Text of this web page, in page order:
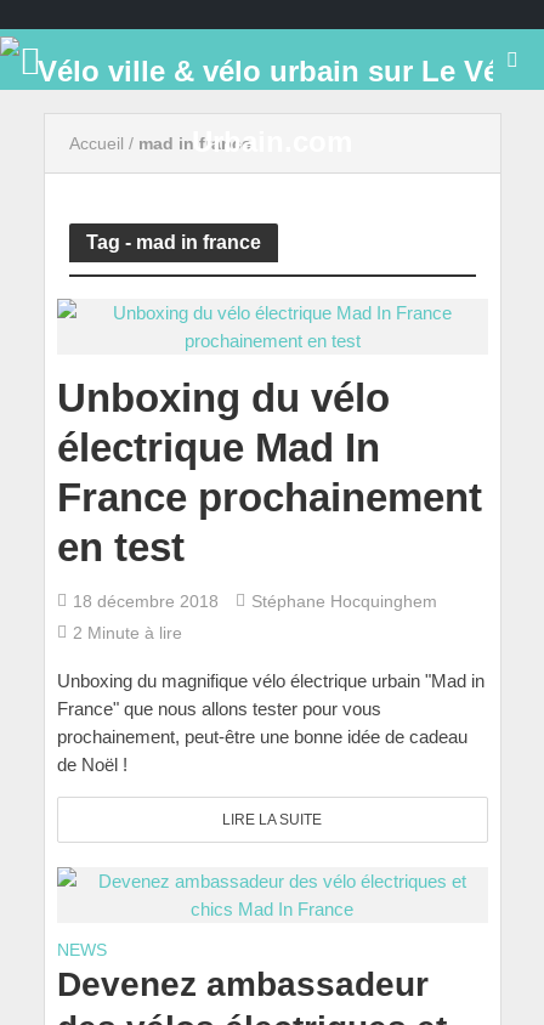
Accueil / mad in france
Tag - mad in france
Unboxing du vélo
électrique Mad In
France prochainement
en test
18 décembre 2018
Stéphane Hocquinghem
2 Minute à lire
Unboxing du magnifique vélo électrique urbain "Mad in
France" que nous allons tester pour vous
prochainement, peut-être une bonne idée de cadeau
de Noël !
LIRE LA SUITE
NEWS
Devenez ambassadeur